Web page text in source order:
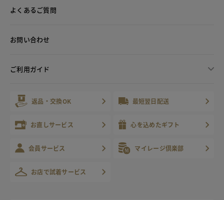
よくあるご質問
お問い合わせ
ご利用ガイド
返品・交換OK 最短翌日配送
お直しサービス 心を込めたギフト
会員サービス マイレージ倶楽部
お店で試着サービス